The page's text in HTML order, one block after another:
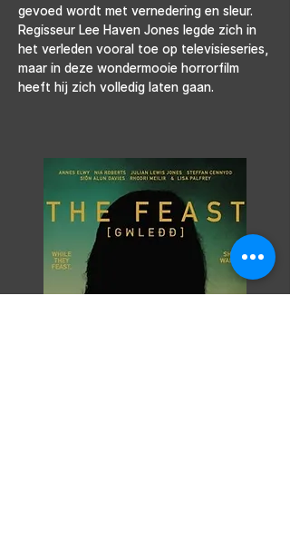
gevoed wordt met vernedering en sleur.
Regisseur Lee Haven Jones legde zich in
het verleden vooral toe op televisieseries,
maar in deze wondermooie horrorfilm
heeft hij zich volledig laten gaan.